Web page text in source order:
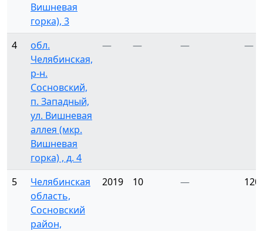
Вишневая
горка), 3
4
обл.
Челябинская,
р-н.
Сосновский,
п. Западный,
ул. Вишневая
аллея (мкр.
Вишневая
горка) , д. 4
— — — —
5
Челябинская
область,
Сосновский
район,
2019 10 — 120